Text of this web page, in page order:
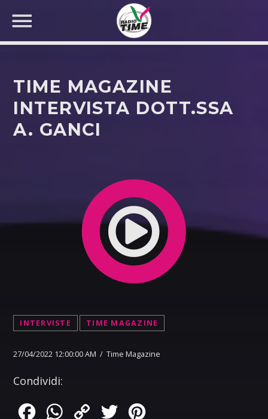
CERCA NEL SITO WEB:
TIME MAGAZINE
INTERVISTA DOTT.SSA
A. GANCI
INTERVISTE TIME MAGAZINE
27/04/2022 12:00:00 AM / Time Magazine
Condividi:
FacebookWhatsApp
Copy
Twitter